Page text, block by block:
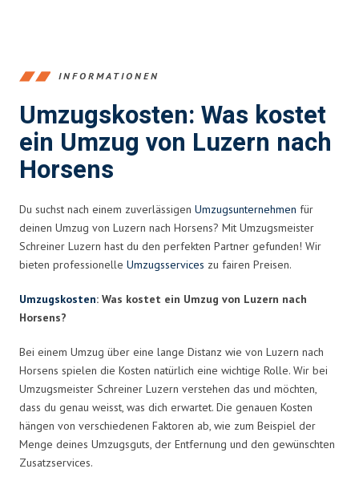
INFORMATIONEN
Umzugskosten: Was kostet
ein Umzug von Luzern nach
Horsens
Du suchst nach einem zuverlässigen Umzugsunternehmen für
deinen Umzug von Luzern nach Horsens? Mit Umzugsmeister
Schreiner Luzern hast du den perfekten Partner gefunden! Wir
bieten professionelle Umzugsservices zu fairen Preisen.
Umzugskosten: Was kostet ein Umzug von Luzern nach
Horsens?
Bei einem Umzug über eine lange Distanz wie von Luzern nach
Horsens spielen die Kosten natürlich eine wichtige Rolle. Wir bei
Umzugsmeister Schreiner Luzern verstehen das und möchten,
dass du genau weisst, was dich erwartet. Die genauen Kosten
hängen von verschiedenen Faktoren ab, wie zum Beispiel der
Menge deines Umzugsguts, der Entfernung und den gewünschten
Zusatzservices.